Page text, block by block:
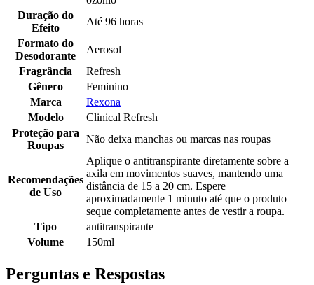
Duração do
Efeito
Até 96 horas
Formato do
Desodorante
Aerosol
Fragrância
Refresh
Gênero
Feminino
Marca
Rexona
Modelo
Clinical Refresh
Proteção para
Roupas
Não deixa manchas ou marcas nas roupas
Recomendações
de Uso
Aplique o antitranspirante diretamente sobre a
axila em movimentos suaves, mantendo uma
distância de 15 a 20 cm. Espere
aproximadamente 1 minuto até que o produto
seque completamente antes de vestir a roupa.
Tipo
antitranspirante
Volume
150ml
Perguntas e Respostas